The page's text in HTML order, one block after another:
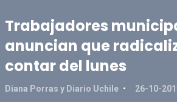
Trabajadores
anuncian que
contar del lunes
Diana Porras y Diario Uchile 26-10-